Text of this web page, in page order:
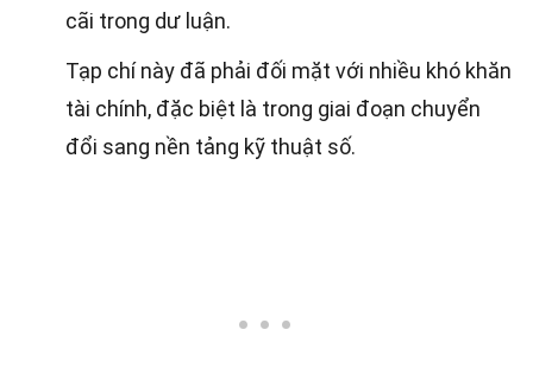
cãi trong dư luận.
Tạp chí này đã phải đối mặt với nhiều khó khăn
tài chính, đặc biệt là trong giai đoạn chuyển
đổi sang nền tảng kỹ thuật số.